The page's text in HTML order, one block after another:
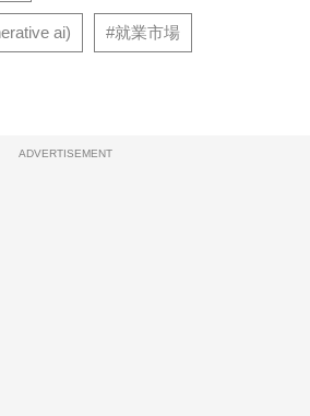
ai) #就業市場
ADVERTISEMENT